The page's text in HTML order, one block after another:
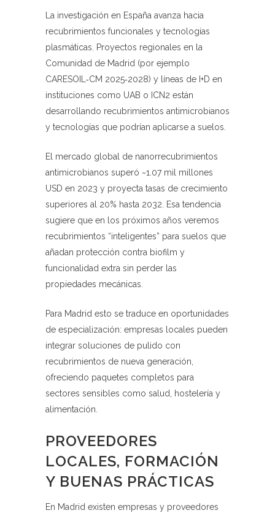
La investigación en España avanza hacia
recubrimientos funcionales y tecnologías
plasmáticas. Proyectos regionales en la
Comunidad de Madrid (por ejemplo
CARESOIL‑CM 2025‑2028) y líneas de I+D en
instituciones como UAB o ICN2 están
desarrollando recubrimientos antimicrobianos
y tecnologías que podrían aplicarse a suelos.
El mercado global de nanorrecubrimientos
antimicrobianos superó ~1.07 mil millones
USD en 2023 y proyecta tasas de crecimiento
superiores al 20% hasta 2032. Esa tendencia
sugiere que en los próximos años veremos
recubrimientos “inteligentes” para suelos que
añadan protección contra biofilm y
funcionalidad extra sin perder las
propiedades mecánicas.
Para Madrid esto se traduce en oportunidades
de especialización: empresas locales pueden
integrar soluciones de pulido con
recubrimientos de nueva generación,
ofreciendo paquetes completos para
sectores sensibles como salud, hostelería y
alimentación.
PROVEEDORES
LOCALES, FORMACIÓN
Y BUENAS PRÁCTICAS
En Madrid existen empresas y proveedores